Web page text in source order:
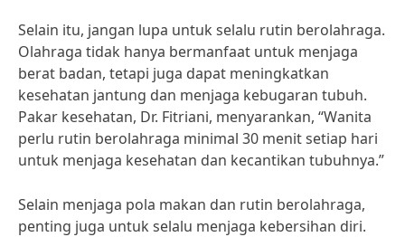
Selain itu, jangan lupa untuk selalu rutin berolahraga.
Olahraga tidak hanya bermanfaat untuk menjaga
berat badan, tetapi juga dapat meningkatkan
kesehatan jantung dan menjaga kebugaran tubuh.
Pakar kesehatan, Dr. Fitriani, menyarankan, “Wanita
perlu rutin berolahraga minimal 30 menit setiap hari
untuk menjaga kesehatan dan kecantikan tubuhnya.”
Selain menjaga pola makan dan rutin berolahraga,
penting juga untuk selalu menjaga kebersihan diri.